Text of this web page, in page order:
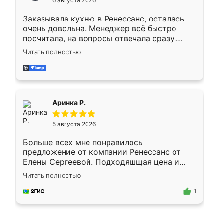
мебели буду заказывать только здесь.
Заказывала кухню в Ренессанс, осталась
очень довольна. Менеджер всё быстро
посчитала, на вопросы отвечала сразу.
Замерщик приехал в субботу, подошёл к
делу со всей ответственностью. Собрали
за день, ребята работали аккуратно, даже
Читать полностью
Аринка Р.
5 августа 2026
Больше всех мне понравилось
предложение от компании Ренессанс от
Елены Сергеевой. Подходяшщая цена и
короткие сроки изготовления. Приехавший
для замера сотрудник Владислав
предложил по моему эскизу самый
Читать полностью
1